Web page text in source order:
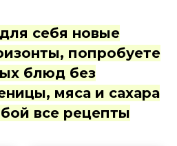
себя новые
попробуете
блюд без
мяса и сахара
все рецепты